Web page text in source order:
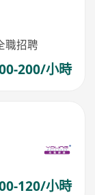
職招聘
200/小時
120/小時